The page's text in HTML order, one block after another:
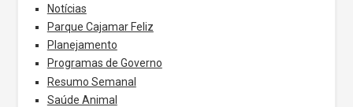
Notícias
Parque Cajamar Feliz
Planejamento
Programas de Governo
Resumo Semanal
Saúde Animal